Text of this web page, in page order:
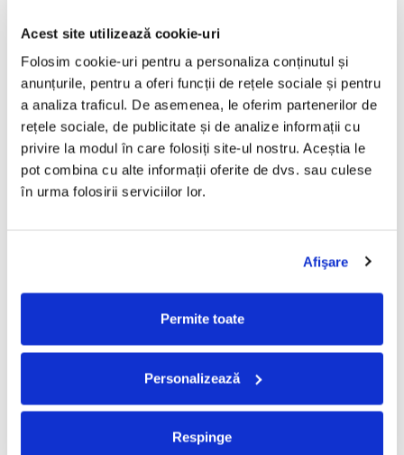
Acest site utilizează cookie-uri
Folosim cookie-uri pentru a personaliza conținutul și
anunțurile, pentru a oferi funcții de rețele sociale și pentru
a analiza traficul. De asemenea, le oferim partenerilor de
rețele sociale, de publicitate și de analize informații cu
privire la modul în care folosiți site-ul nostru. Aceștia le
pot combina cu alte informații oferite de dvs. sau culese
în urma folosirii serviciilor lor.
Afişare
Permite toate
Personalizează
Respinge
Chopin* – Nocturne Și
Mazurci (CASETA)
50,00 Lei
ADAUGA IN COS
Ravel* / Minkus* / Lalo* –
Bolero / Bolero Și Dans /
Simfonia Spaniolă (CASETA)
50,00 Lei
100,00 Lei
Satan's Satyrs – Die
Gaz pe Foc – Lasă-mă Să Te